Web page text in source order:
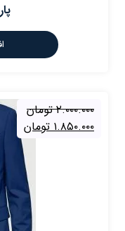
۲.۰۰۰.۰۰۰ تومان
۱.۸۵۰.۰۰۰ تومان